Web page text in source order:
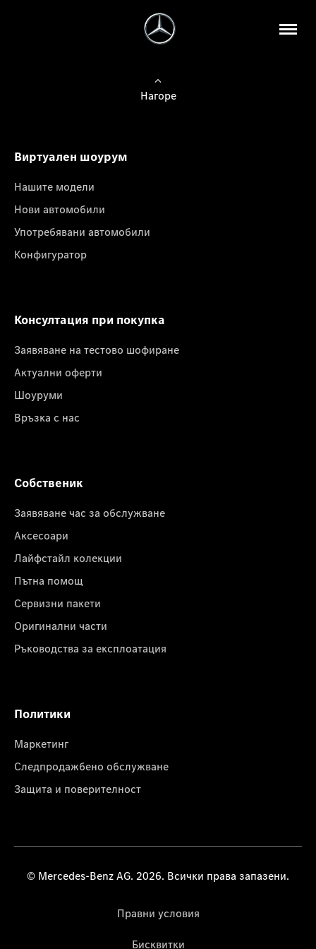
Нагоре
Виртуален шоурум
Нашите модели
Нови автомобили
Употребявани автомобили
Конфигуратор
Консултация при покупка
Заявяване на тестово шофиране
Актуални оферти
Шоуруми
Връзка с нас
Собственик
Заявяване час за обслужване
Аксесоари
Лайфстайл колекции
Пътна помощ
Сервизни пакети
Оригинални части
Ръководства за експлоатация
Политики
Маркетинг
Следпродажбено обслужване
Защита и поверителност
© Mercedes-Benz AG. 2026. Всички права запазени.
Правни условия
Бисквитки